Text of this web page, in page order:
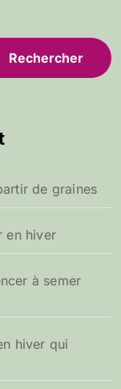
de graines
en hiver
à semer
hiver qui